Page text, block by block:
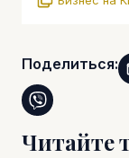
Поделиться:
Читайте